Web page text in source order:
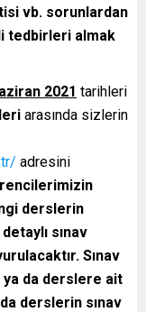
vb. sorunlardan
tedbirleri almak
2021 tarihleri
arasında sizlerin
adresini
derslerin
sınav
Sınav
da derslere ait
da derslerin sınav